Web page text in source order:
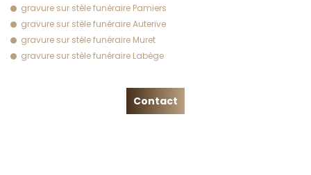
gravure sur stèle funéraire Pamiers
gravure sur stèle funéraire Auterive
gravure sur stèle funéraire Muret
gravure sur stèle funéraire Labège
Contact